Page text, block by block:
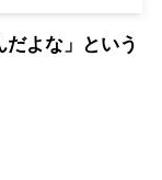
だよな」という